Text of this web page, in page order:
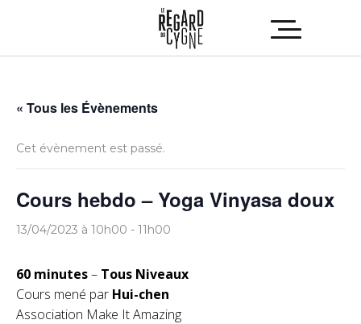
« Tous les Évènements
Cet évènement est passé.
Cours hebdo – Yoga Vinyasa doux
13/04/2023 à 10h00 - 11h00
60 minutes– Tous Niveaux
Cours mené par Hui-chen
Association Make It Amazing